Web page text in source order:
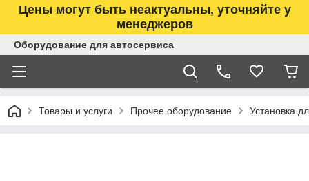
Цены могут быть неактуальны, уточняйте у
менеджеров
Оборудование для автосервиса
Товары и услуги Прочее оборудование Установка